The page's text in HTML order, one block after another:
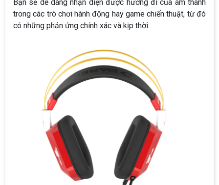
Bạn sẽ dễ dàng nhận diện được hướng đi của âm thanh
trong các trò chơi hành động hay game chiến thuật, từ đó
có những phản ứng chính xác và kịp thời.